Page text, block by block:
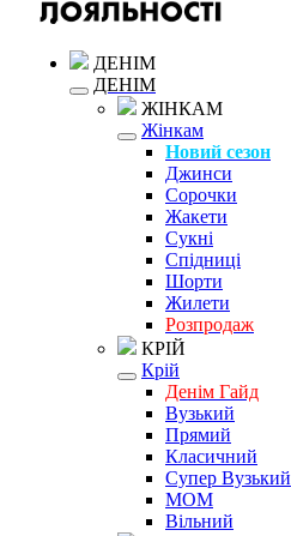
ДЕНІМ
ДЕНІМ
ЖІНКАМ
Жінкам
Новий сезон
Джинси
Сорочки
Жакети
Сукні
Спідниці
Шорти
Жилети
Розпродаж
КРІЙ
Крій
Денім Гайд
Вузький
Прямий
Класичний
Супер Вузький
MOM
Вільний